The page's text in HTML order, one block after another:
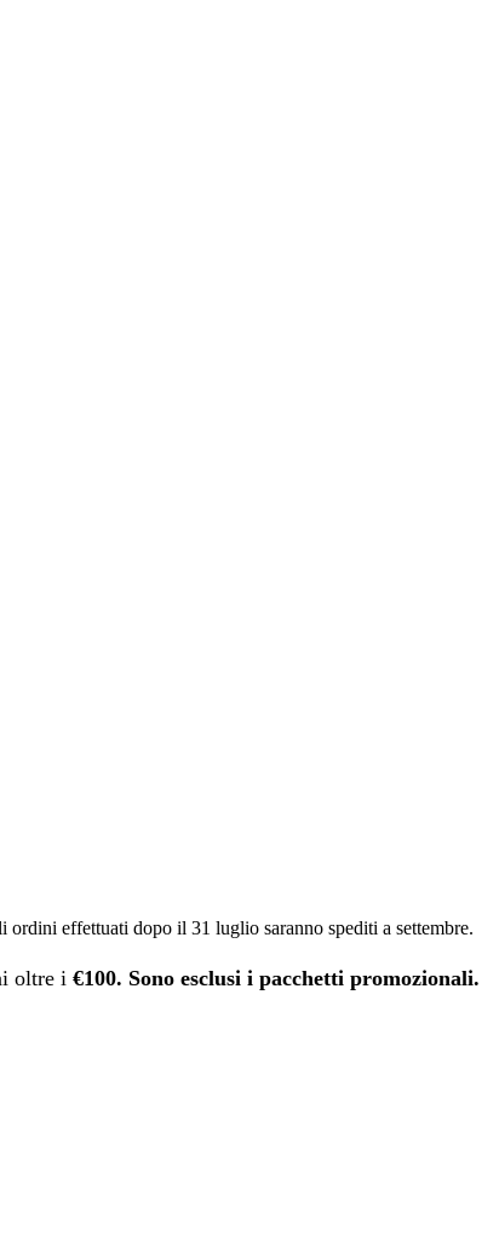
ordini effettuati dopo il 31 luglio saranno spediti a settembre.
oltre i €100. Sono esclusi i pacchetti promozionali.